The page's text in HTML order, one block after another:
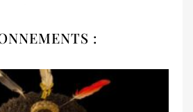
: